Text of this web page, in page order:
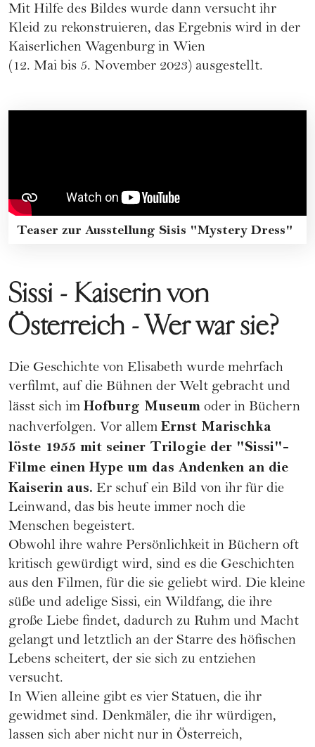
Mit Hilfe des Bildes wurde dann versucht ihr
Kleid zu rekonstruieren, das Ergebnis wird in der
Kaiserlichen Wagenburg in Wien
(12. Mai bis 5. November 2023) ausgestellt.
Teaser zur Ausstellung Sisis "Mystery Dress"
Sissi - Kaiserin von
Österreich - Wer war sie?
Die Geschichte von Elisabeth wurde mehrfach
verfilmt, auf die Bühnen der Welt gebracht und
lässt sich im Hofburg Museum oder in Büchern
nachverfolgen. Vor allem Ernst Marischka
löste 1955 mit seiner Trilogie der "Sissi"-
Filme einen Hype um das Andenken an die
Kaiserin aus. Er schuf ein Bild von ihr für die
Leinwand, das bis heute immer noch die
Menschen begeistert.
Obwohl ihre wahre Persönlichkeit in Büchern oft
kritisch gewürdigt wird, sind es die Geschichten
aus den Filmen, für die sie geliebt wird. Die kleine
süße und adelige Sissi, ein Wildfang, die ihre
große Liebe findet, dadurch zu Ruhm und Macht
gelangt und letztlich an der Starre des höfischen
Lebens scheitert, der sie sich zu entziehen
versucht.
In Wien alleine gibt es vier Statuen, die ihr
gewidmet sind. Denkmäler, die ihr würdigen,
lassen sich aber nicht nur in Österreich,